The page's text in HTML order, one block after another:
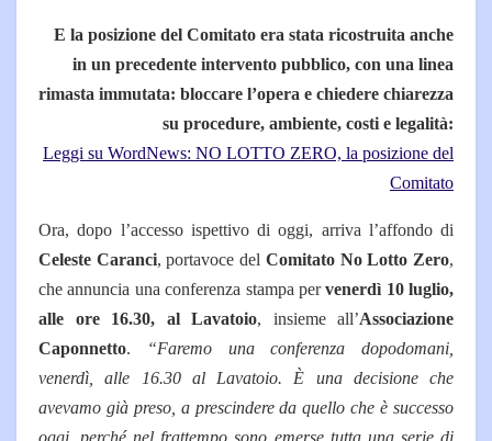
E la posizione del Comitato era stata ricostruita anche
in un precedente intervento pubblico, con una linea
rimasta immutata: bloccare l’opera e chiedere chiarezza
su procedure, ambiente, costi e legalità:
Leggi su WordNews: NO LOTTO ZERO, la posizione del
Comitato
Ora, dopo l’accesso ispettivo di oggi, arriva l’affondo di
Celeste Caranci, portavoce del Comitato No Lotto Zero,
che annuncia una conferenza stampa pervenerdì 10 luglio,
alle ore 16.30, al Lavatoio, insieme all’Associazione
Caponnetto.
“Faremo una conferenza dopodomani,
venerdì, alle 16.30 al Lavatoio. È una decisione che
avevamo già preso, a prescindere da quello che è successo